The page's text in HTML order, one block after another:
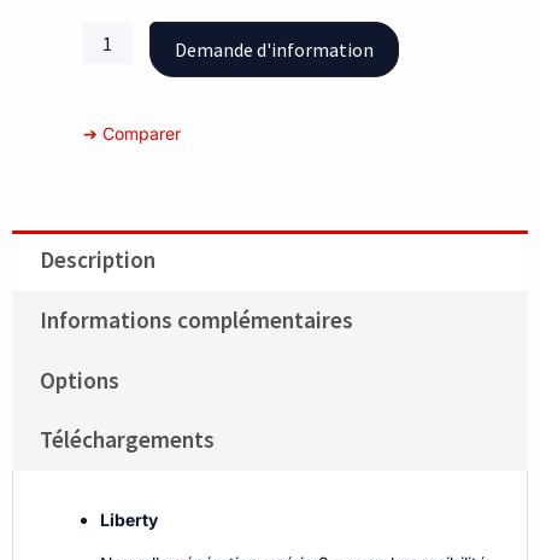
Liberty
Demande d'information
➔ Comparer
Description
Informations complémentaires
Options
Téléchargements
Liberty